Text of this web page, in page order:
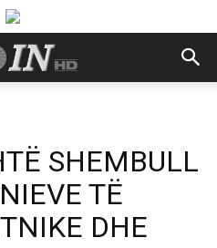
SHEMBULL
TË
DHE